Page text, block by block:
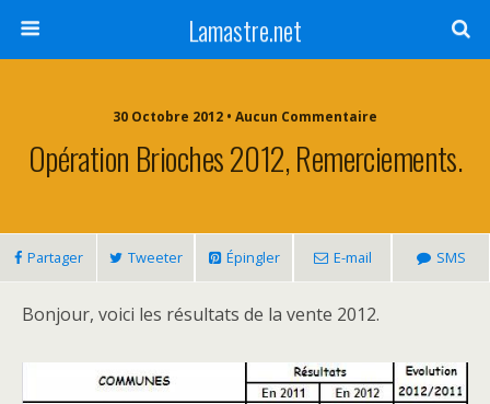
Lamastre.net
30 Octobre 2012 • Aucun Commentaire
Opération Brioches 2012, Remerciements.
Partager Tweeter Épingler E-mail SMS
Bonjour, voici les résultats de la vente 2012.